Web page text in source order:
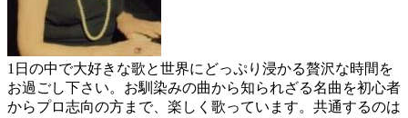
1日の中で大好きな歌と世界にどっぷり浸かる贅沢な時間を
お過ごし下さい。お馴染みの曲から知られざる名曲を初心者
からプロ志向の方まで、楽しく歌っています。共通するのは